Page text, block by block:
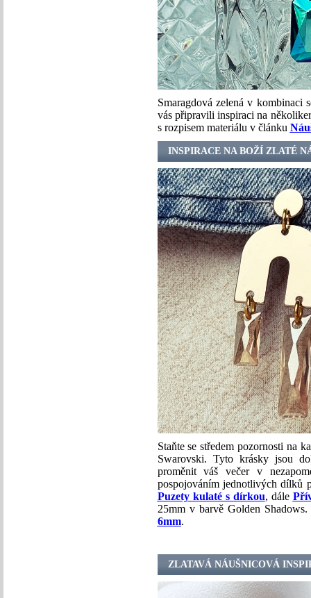
Smaragdová zelená v kombinaci
vás připravili inspiraci na
s rozpisem materiálu v článku
INSPIRACE NA BOŽÍ ZLATÉ
Staňte se středem pozornosti na
Swarovski. Tyto krásky jsou
proměnit váš večer v
pospojováním jednotlivých dílků
Puzety kulaté s dírkou, dále
25mm v barvě Golden
6mm.
ZLATAVÁ NÁUŠNICOVÁ